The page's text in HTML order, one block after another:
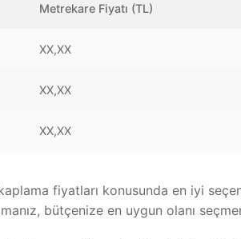
Metrekare Fiyatı (TL)
XX,XX
XX,XX
XX,XX
fiyatları konusunda en iyi
bütçenize en uygun olanı